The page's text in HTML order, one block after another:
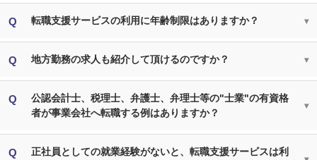
転職支援サービスの利用に年齢制限はありますか？
地方勤務の求人も紹介して頂けるのですか？
公認会計士、税理士、弁護士、弁理士等の"士業"の有資格
者が事業会社へ転職する例はありますか？
正社員としての就業経験がないと、転職支援サービスは利